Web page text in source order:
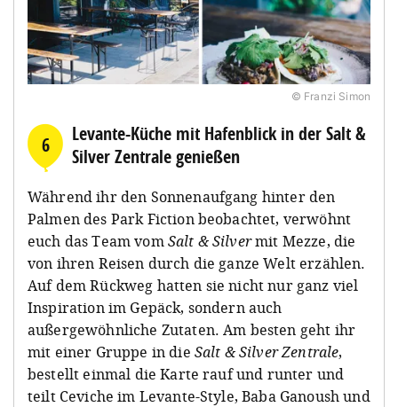
© Franzi Simon
6
Levante-Küche mit Hafenblick in der Salt &
Silver Zentrale genießen
Während ihr den Sonnenaufgang hinter den
Palmen des Park Fiction beobachtet, verwöhnt
euch das Team vomSalt & Silvermit Mezze, die
von ihren Reisen durch die ganze Welt erzählen.
Auf dem Rückweg hatten sie nicht nur ganz viel
Inspiration im Gepäck, sondern auch
außergewöhnliche Zutaten. Am besten geht ihr
mit einer Gruppe in die Salt & Silver Zentrale,
bestellt einmal die Karte rauf und runter und
teilt Ceviche im Levante-Style, Baba Ganoush und